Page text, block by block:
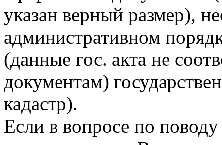
указан верный размер),
административном
(данные гос. акта не
документам)
кадастр).
Если в вопросе по